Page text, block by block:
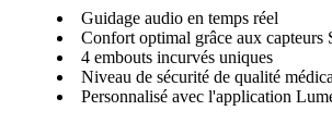
Guidage audio en temps réel
Confort optimal grâce aux capteurs
4 embouts incurvés uniques
Niveau de sécurité de qualité
Personnalisé avec l'application